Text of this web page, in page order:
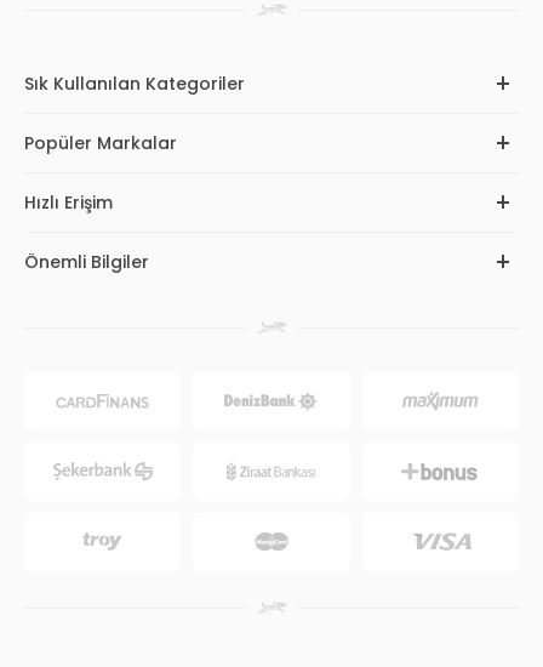
Sık Kullanılan Kategoriler
Popüler Markalar
Hızlı Erişim
Önemli Bilgiler